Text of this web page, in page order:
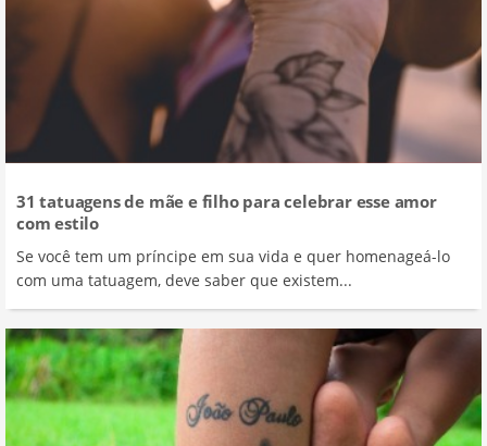
31 tatuagens de mãe e filho para celebrar esse amor
com estilo
Se você tem um príncipe em sua vida e quer homenageá-lo
com uma tatuagem, deve saber que existem...